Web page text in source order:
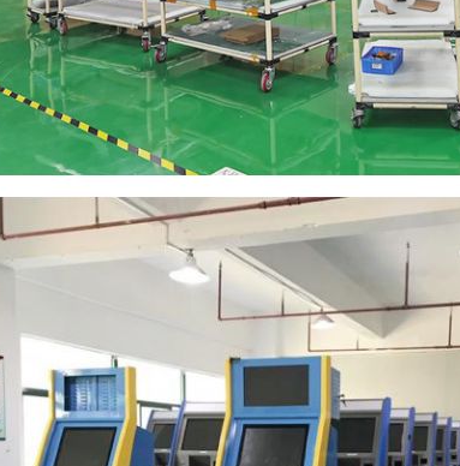
메시지를 남겨주세요
곧 다시 연락 드리겠습니다!